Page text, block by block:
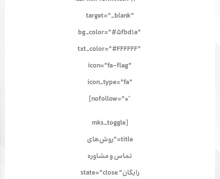
target=”_blank”
bg_color=”#5fbd1a”
txt_color=”#FFFFFF”
icon=”fa-flag”
icon_type=”fa”
nofollow=”0″]
[mks_toggle
title=”روش‌های
تماس و مشاوره
رایگان” state=”close